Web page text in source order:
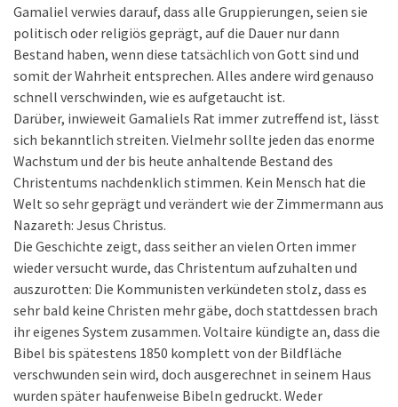
Gamaliel verwies darauf, dass alle Gruppierungen, seien sie
politisch oder religiös geprägt, auf die Dauer nur dann
Bestand haben, wenn diese tatsächlich von Gott sind und
somit der Wahrheit entsprechen. Alles andere wird genauso
schnell verschwinden, wie es aufgetaucht ist.
Darüber, inwieweit Gamaliels Rat immer zutreffend ist, lässt
sich bekanntlich streiten. Vielmehr sollte jeden das enorme
Wachstum und der bis heute anhaltende Bestand des
Christentums nachdenklich stimmen. Kein Mensch hat die
Welt so sehr geprägt und verändert wie der Zimmermann aus
Nazareth: Jesus Christus.
Die Geschichte zeigt, dass seither an vielen Orten immer
wieder versucht wurde, das Christentum aufzuhalten und
auszurotten: Die Kommunisten verkündeten stolz, dass es
sehr bald keine Christen mehr gäbe, doch stattdessen brach
ihr eigenes System zusammen. Voltaire kündigte an, dass die
Bibel bis spätestens 1850 komplett von der Bildfläche
verschwunden sein wird, doch ausgerechnet in seinem Haus
wurden später haufenweise Bibeln gedruckt. Weder